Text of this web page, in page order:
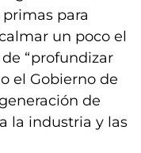
para
un poco el
“profundizar
el Gobierno de
de
la industria y las